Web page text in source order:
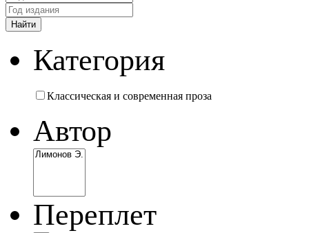
Категория
Классическая и современная проза
Автор
Переплет